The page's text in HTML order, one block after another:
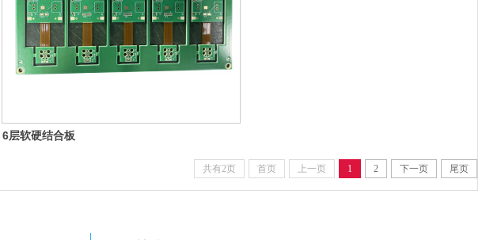
6层软硬结合板
共有2页 首页 上一页 1 2 下一页 尾页